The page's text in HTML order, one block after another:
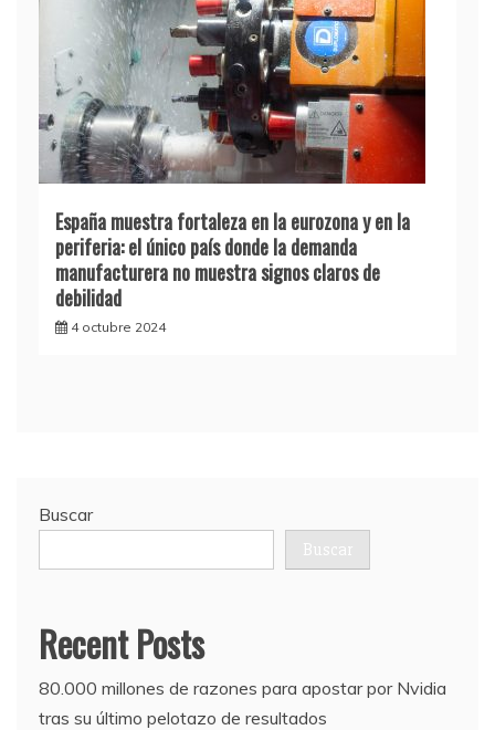
España muestra fortaleza en la eurozona y en la
periferia: el único país donde la demanda
manufacturera no muestra signos claros de
debilidad
4 octubre 2024
Buscar
Buscar
Recent Posts
80.000 millones de razones para apostar por Nvidia
tras su último pelotazo de resultados